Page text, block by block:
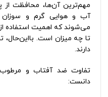
مهم‌ترین آن‌ها، محافظت
آب و هوایی گرم و سوزان
می‌شوند که اهمیت استفاده
تا چه میزان است.
دارند.
تفاوت ضد آفتاب و مرطوب
دانست: